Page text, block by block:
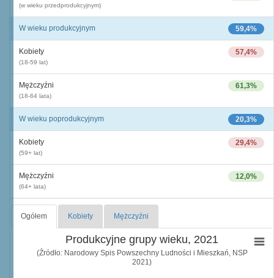
(w wieku przedprodukcyjnym)
59,4%
W wieku produkcyjnym
57,4%
Kobiety
(18-59 lat)
61,3%
Mężczyźni
(18-64 lata)
20,3%
W wieku poprodukcyjnym
29,4%
Kobiety
(59+ lat)
12,0%
Mężczyźni
(64+ lata)
Ogółem Kobiety Mężczyźni
Produkcyjne grupy wieku, 2021
(Źródło: Narodowy Spis Powszechny Ludności i Mieszkań, NSP
2021)